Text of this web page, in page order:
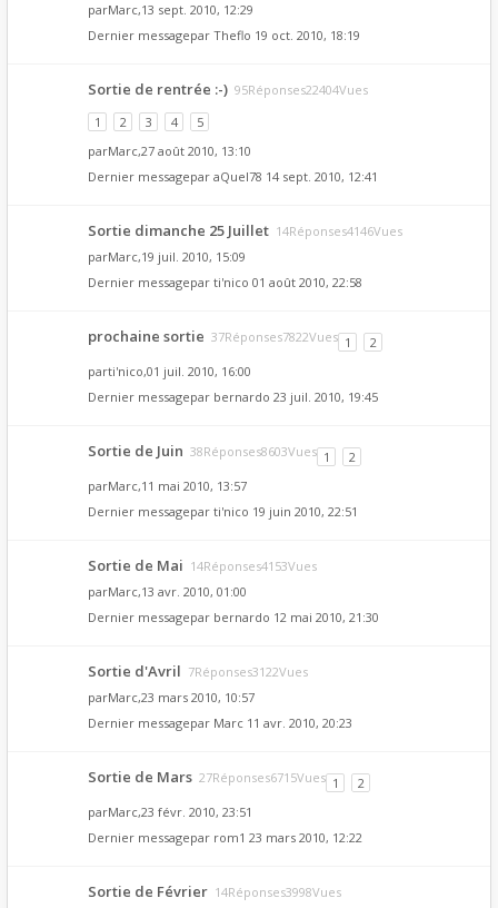
parMarc,13 sept. 2010, 12:29
Dernier messagepar Theflo 19 oct. 2010, 18:19
Sortie de rentrée :-) 95Réponses22404Vues
1
2 3 4
5
parMarc,27 août 2010, 13:10
Dernier messagepar aQuel78 14 sept. 2010, 12:41
Sortie dimanche 25 Juillet 14Réponses4146Vues
parMarc,19 juil. 2010, 15:09
Dernier messagepar ti'nico 01 août 2010, 22:58
prochaine sortie 37Réponses7822Vues 1
2
parti'nico,01 juil. 2010, 16:00
Dernier messagepar bernardo 23 juil. 2010, 19:45
Sortie de Juin 38Réponses8603Vues 1
2
parMarc,11 mai 2010, 13:57
Dernier messagepar ti'nico 19 juin 2010, 22:51
Sortie de Mai 14Réponses4153Vues
parMarc,13 avr. 2010, 01:00
Dernier messagepar bernardo 12 mai 2010, 21:30
Sortie d'Avril 7Réponses3122Vues
parMarc,23 mars 2010, 10:57
Dernier messagepar Marc 11 avr. 2010, 20:23
Sortie de Mars 27Réponses6715Vues 1
2
parMarc,23 févr. 2010, 23:51
Dernier messagepar rom1 23 mars 2010, 12:22
Sortie de Février 14Réponses3998Vues